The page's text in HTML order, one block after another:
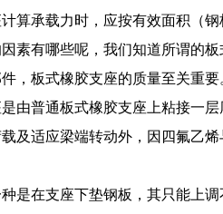
算承载力时，应按有效面积（
素有哪些呢，我们知道所谓的
，板式橡胶支座的质量至关重要
由普通板式橡胶支座上粘接一
及适应梁端转动外，因四氟乙
是在支座下垫钢板，其只能上